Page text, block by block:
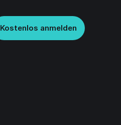
Kostenlos anmelden